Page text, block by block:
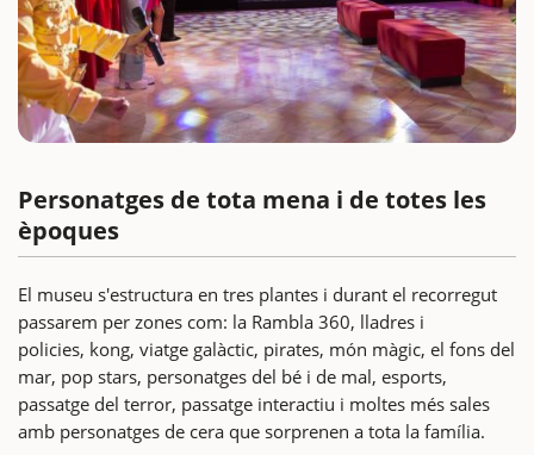
Personatges de tota mena i de totes les
èpoques
El museu s'estructura en tres plantes i durant el recorregut
passarem per zones com: la Rambla 360, lladres i
policies, kong, viatge galàctic, pirates, món màgic, el fons del
mar, pop stars, personatges del bé i de mal, esports,
passatge del terror, passatge interactiu i moltes més sales
amb personatges de cera que sorprenen a tota la família.